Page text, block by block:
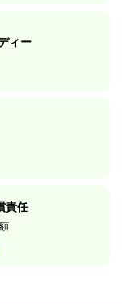
ィー
責任